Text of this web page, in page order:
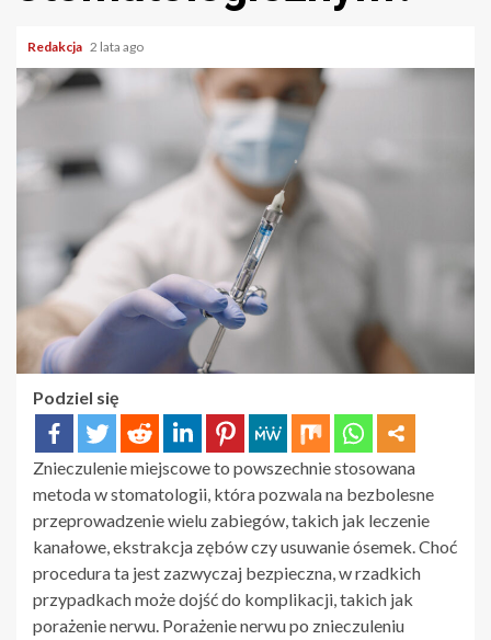
Redakcja 2 lata ago
Podziel się
Znieczulenie miejscowe to powszechnie stosowana
metoda w stomatologii, która pozwala na bezbolesne
przeprowadzenie wielu zabiegów, takich jak leczenie
kanałowe, ekstrakcja zębów czy usuwanie ósemek. Choć
procedura ta jest zazwyczaj bezpieczna, w rzadkich
przypadkach może dojść do komplikacji, takich jak
porażenie nerwu. Porażenie nerwu po znieczuleniu